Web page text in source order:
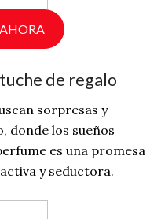
de regalo
sorpresas y
donde los sueños
es una promesa
y seductora.